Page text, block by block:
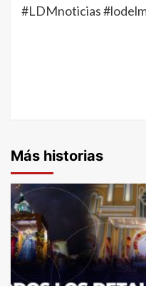
#LDMnoticias
Más historias